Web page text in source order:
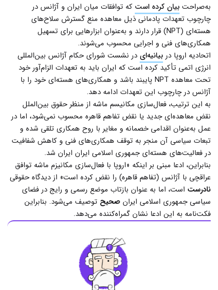
به‌صراحت بیان کرده است که توافقات میان ایران و آژانس در
چارچوب تعهدات پادمانی ذیل معاهده منع گسترش سلاح‌های
هسته‌ای (NPT) قرار دارند و به‌عنوان ابزارهایی برای تسهیل
همکاری‌های فنی و اجرایی محسوب می‌شوند.
اتحادیه اروپا در بیانیه‌ای در نشست شورای حکام آژانس بین‌المللی
انرژی اتمی تأکید کرده است که ایران باید به تعهدات الزام‌آور خود
تحت معاهده NPT پایبند باشد و همکاری‌های هسته‌ای خود را با
آژانس در چارچوب این تعهدات ادامه دهد.
به این ترتیب، فعال‌سازی مکانیسم ماشه از منظر حقوق بین‌الملل
نقض معاهده‌ای جدید یا نقض تفاهم قاهره محسوب نمی‌شود، اما در
عمل به‌عنوان اقدامی خصمانه و مغایر با روح همکاری تلقی شده و
تبعات سیاسی آن منجر به توقف همکاری‌های فنی و کاهش شفافیت
در فعالیت‌های هسته‌ای جمهوری اسلامی ایران ایران شد.
بنابراین، ادعا مبنی بر اینکه «اروپا با فعال‌سازی مکانیزم ماشه توافق
عراقچی با آژانس (تفاهم قاهره) را نقض کرده است» از دیدگاه حقوقی
نادرست است، اما به عنوان بازتاب موضع رسمی و رایج در فضای
سیاسی جمهوری اسلامی ایران صحیح توصیف می‌شود. بنابراین
فکت‌نامه به این ادعا نشان گمراه‌کننده می‌دهد.